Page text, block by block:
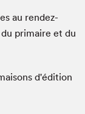
au rendez-
primaire et du
d'édition